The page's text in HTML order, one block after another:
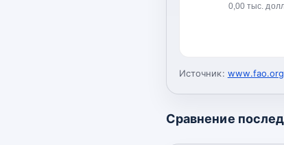
0,00 тыс.
Источник: www.fao.org
Сравнение